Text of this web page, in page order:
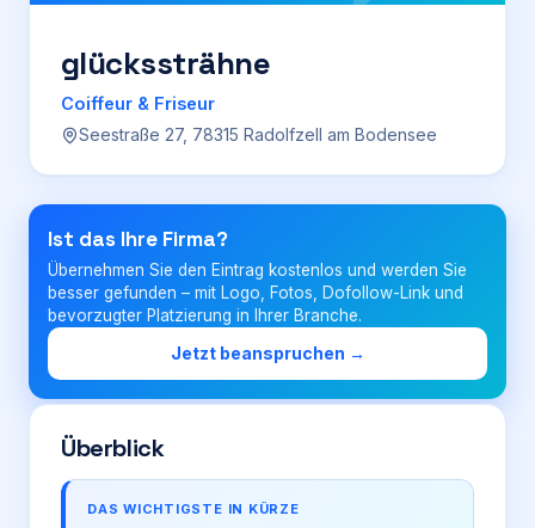
Preise
Für Firmen
Login
Firma eintragen
glückssträhne
Coiffeur & Friseur
Seestraße 27, 78315 Radolfzell am Bodensee
Ist das Ihre Firma?
Übernehmen Sie den Eintrag kostenlos und werden Sie
besser gefunden – mit Logo, Fotos, Dofollow-Link und
bevorzugter Platzierung in Ihrer Branche.
Jetzt beanspruchen →
Überblick
DAS WICHTIGSTE IN KÜRZE